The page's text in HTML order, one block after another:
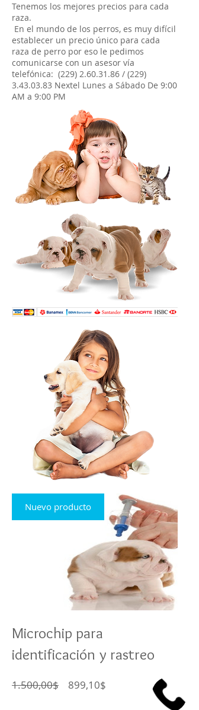
Tenemos los mejores precios para cada
raza.
En el mundo de los perros, es muy difícil
establecer un precio único para cada
raza de perro por eso le pedimos
comunicarse con un asesor vía
telefónica: (229) 2.60.31.86 / (229)
3.43.03.83 Nextel Lunes a Sábado De 9:00
AM a 9:00 PM
Nuevo producto
Microchip para
identificación y rastreo
1.500,00$ Precio
899,10$